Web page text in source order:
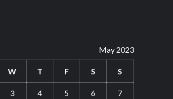
May 2023
W T F S S
3 4 5 6 7